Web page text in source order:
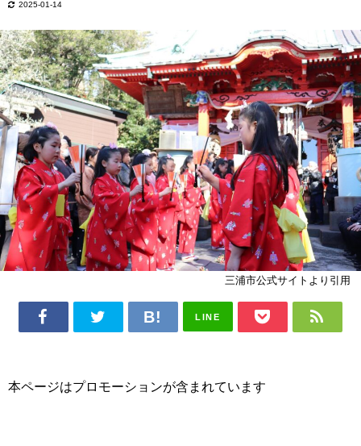
2025-01-14
三浦市公式サイトより引用
LINE
本ページはプロモーションが含まれています